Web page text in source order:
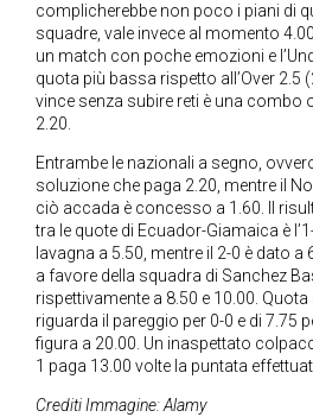
complicherebbe non poco i piani di
squadre, vale invece al momento
un match con poche emozioni e
quota più bassa rispetto all’Over 2.5
vince senza subire reti è una combo
2.20.
Entrambe le nazionali a segno,
soluzione che paga 2.20, mentre il
ciò accada è concesso a 1.60. Il
tra le quote di Ecuador-Giamaica è
lavagna a 5.50, mentre il 2-0 è dato a
a favore della squadra di Sanchez
rispettivamente a 8.50 e 10.00.
riguarda il pareggio per 0-0 e di 7.75
figura a 20.00. Un inaspettato
1 paga 13.00 volte la puntata
Crediti Immagine: Alamy